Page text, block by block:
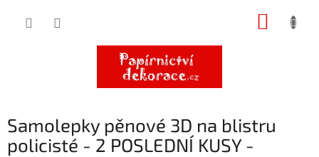
Samolepky pěnové 3D na blistru
policisté - 2 POSLEDNÍ KUSY -